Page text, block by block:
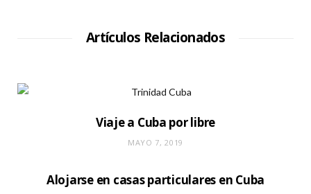
W
Artículos Relacionados
Viaje a Cuba por libre
MAYO 7, 2019
Alojarse en casas particulares en Cuba